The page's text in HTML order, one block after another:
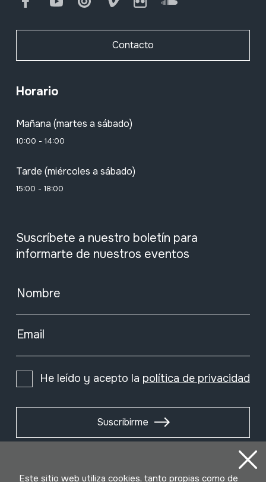
Contacto
Horario
Mañana (martes a sábado)
10:00 - 14:00
Tarde (miércoles a sábado)
15:00 - 18:00
Suscríbete a nuestro boletín para
informarte de nuestros eventos
Nombre
Email
He leído y acepto la política de privacidad
Suscribirme
Este sitio web utiliza cookies, tanto propias como de